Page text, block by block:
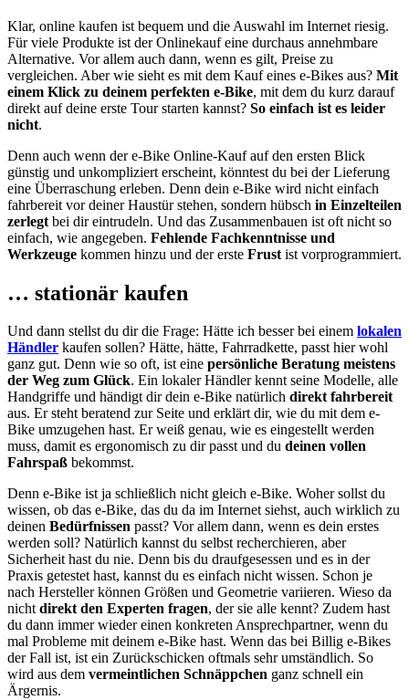
Klar, online kaufen ist bequem und die Auswahl im Internet riesig.
Für viele Produkte ist der Onlinekauf eine durchaus annehmbare
Alternative. Vor allem auch dann, wenn es gilt, Preise zu
vergleichen. Aber wie sieht es mit dem Kauf eines e-Bikes aus? Mit
einem Klick zu deinem perfekten e-Bike, mit dem du kurz darauf
direkt auf deine erste Tour starten kannst? So einfach ist es leider
nicht.
Denn auch wenn der e-Bike Online-Kauf auf den ersten Blick
günstig und unkompliziert erscheint, könntest du bei der Lieferung
eine Überraschung erleben. Denn dein e-Bike wird nicht einfach
fahrbereit vor deiner Haustür stehen, sondern hübsch in Einzelteilen
zerlegt bei dir eintrudeln. Und das Zusammenbauen ist oft nicht so
einfach, wie angegeben. Fehlende Fachkenntnisse und
Werkzeuge kommen hinzu und der erste Frust ist vorprogrammiert.
… stationär kaufen
Und dann stellst du dir die Frage: Hätte ich besser bei einem lokalen
Händler kaufen sollen? Hätte, hätte, Fahrradkette, passt hier wohl
ganz gut. Denn wie so oft, ist eine persönliche Beratung meistens
der Weg zum Glück. Ein lokaler Händler kennt seine Modelle, alle
Handgriffe und händigt dir dein e-Bike natürlich direkt fahrbereit
aus. Er steht beratend zur Seite und erklärt dir, wie du mit dem e-
Bike umzugehen hast. Er weiß genau, wie es eingestellt werden
muss, damit es ergonomisch zu dir passt und du deinen vollen
Fahrspaß bekommst.
Denn e-Bike ist ja schließlich nicht gleich e-Bike. Woher sollst du
wissen, ob das e-Bike, das du da im Internet siehst, auch wirklich zu
deinen Bedürfnissen passt? Vor allem dann, wenn es dein erstes
werden soll? Natürlich kannst du selbst recherchieren, aber
Sicherheit hast du nie. Denn bis du draufgesessen und es in der
Praxis getestet hast, kannst du es einfach nicht wissen. Schon je
nach Hersteller können Größen und Geometrie variieren. Wieso da
nichtdirekt den Experten fragen, der sie alle kennt? Zudem hast
du dann immer wieder einen konkreten Ansprechpartner, wenn du
mal Probleme mit deinem e-Bike hast. Wenn das bei Billig e-Bikes
der Fall ist, ist ein Zurückschicken oftmals sehr umständlich. So
wird aus dem vermeintlichen Schnäppchen ganz schnell ein
Ärgernis.